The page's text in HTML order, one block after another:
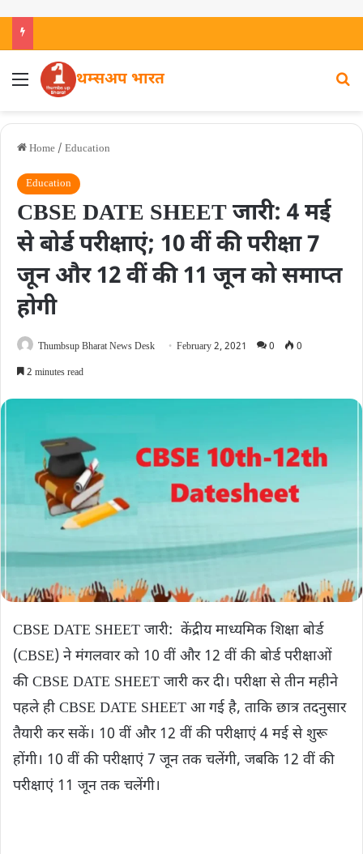
थम्सअप भारत
Home / Education
Education
CBSE DATE SHEET जारी: 4 मई
से बोर्ड परीक्षाएं; 10 वीं की परीक्षा 7
जून और 12 वीं की 11 जून को समाप्त
होगी
Thumbsup Bharat News Desk February 2, 2021 0
0
2 minutes read
CBSE DATE SHEET जारी: केंद्रीय माध्यमिक शिक्षा बोर्ड
(CBSE) ने मंगलवार को 10 वीं और 12 वीं की बोर्ड परीक्षाओं
की CBSE DATE SHEET जारी कर दी। परीक्षा से तीन महीने
पहले ही CBSE DATE SHEET आ गई है, ताकि छात्र तदनुसार
तैयारी कर सकें। 10 वीं और 12 वीं की परीक्षाएं 4 मई से शुरू
होंगी। 10 वीं की परीक्षाएं 7 जून तक चलेंगी, जबकि 12 वीं की
परीक्षाएं 11 जून तक चलेंगी।